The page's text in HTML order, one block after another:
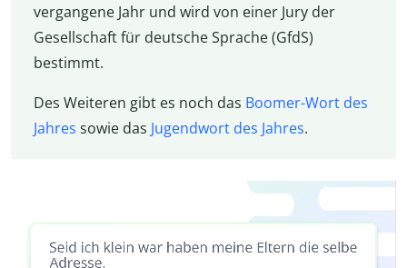
vergangene Jahr und wird von einer Jury der
Gesellschaft für deutsche Sprache (GfdS)
bestimmt.
Des Weiteren gibt es noch das Boomer-Wort des
Jahres sowie das Jugendwort des Jahres.